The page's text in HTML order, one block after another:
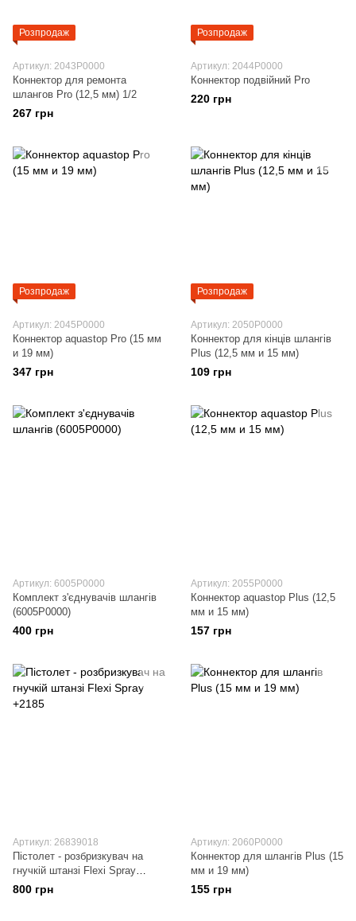
Розпродаж
Артикул: 2043P0000
Коннектор для ремонта
шлангов Pro (12,5 мм) 1/2
267 грн
Розпродаж
Артикул: 2044P0000
Коннектор подвійний Pro
220 грн
Розпродаж
Артикул: 2045P0000
Коннектор aquastop Pro (15 мм
и 19 мм)
347 грн
Розпродаж
Артикул: 2050P0000
Коннектор для кінців шлангів
Plus (12,5 мм и 15 мм)
109 грн
Артикул: 6005P0000
Комплект з'єднувачів шлангів
(6005P0000)
400 грн
Артикул: 2055P0000
Коннектор aquastop Plus (12,5
мм и 15 мм)
157 грн
Артикул: 26839018
Пістолет - розбризкувач на
гнучкій штанзі Flexi Spray
+2185
800 грн
Артикул: 2060P0000
Коннектор для шлангів Plus (15
мм и 19 мм)
155 грн